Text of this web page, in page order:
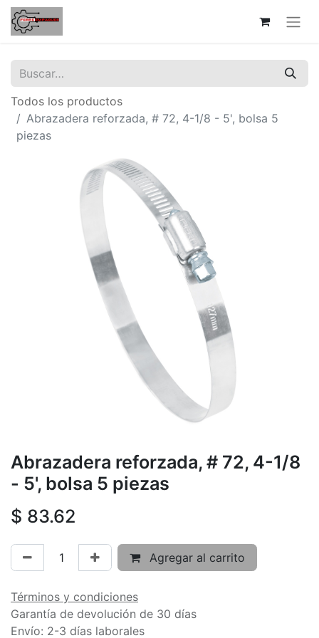
Todos los productos
Abrazadera reforzada, # 72, 4-1/8 - 5', bolsa 5
piezas
Abrazadera reforzada, # 72, 4-1/8
- 5', bolsa 5 piezas
$ 83.62
Agregar al carrito
Términos y condiciones
Garantía de devolución de 30 días
Envío: 2-3 días laborales